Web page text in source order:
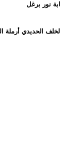
نور برغل
الحديدي أرملة